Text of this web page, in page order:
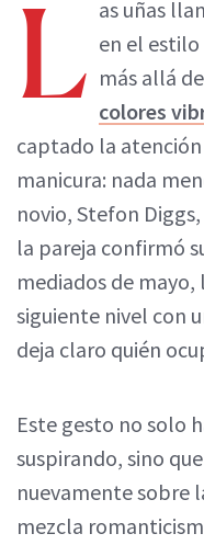
L as uñas
en el estilo
más allá
colores
captado la atención
manicura: nada
novio, Stefon
la pareja confirmó
mediados de
siguiente nivel con
deja claro quién
Este gesto no solo
suspirando, sino
nuevamente sobre
mezcla